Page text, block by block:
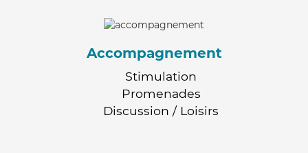
Accompagnement
Stimulation
Promenades
Discussion / Loisirs